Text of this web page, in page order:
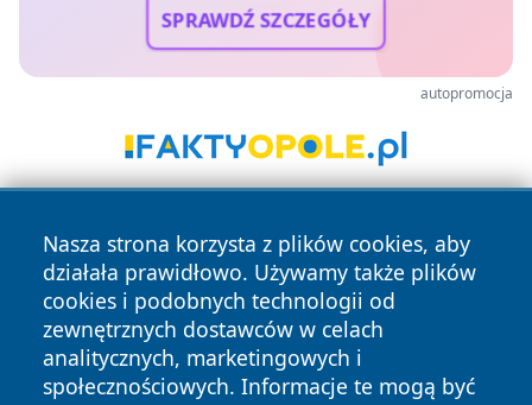
SPRAWDŹ SZCZEGÓŁY
autopromocja
Nasza strona korzysta z plików cookies, aby
działała prawidłowo. Używamy także plików
cookies i podobnych technologii od
zewnętrznych dostawców w celach
analitycznych, marketingowych i
społecznościowych. Informacje te mogą być
Copyright © 2026 faktybytom.pl Wszystkie prawa zastrzeżone.